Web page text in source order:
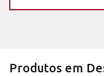
Produtos em